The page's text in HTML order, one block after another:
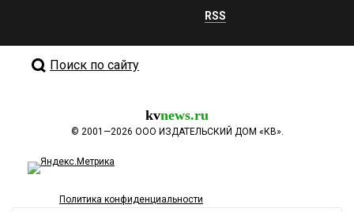
RSS
Поиск по сайту
kvnews.ru
© 2001—2026 ООО ИЗДАТЕЛЬСКИЙ ДОМ «КВ».
Политика конфиденциальности